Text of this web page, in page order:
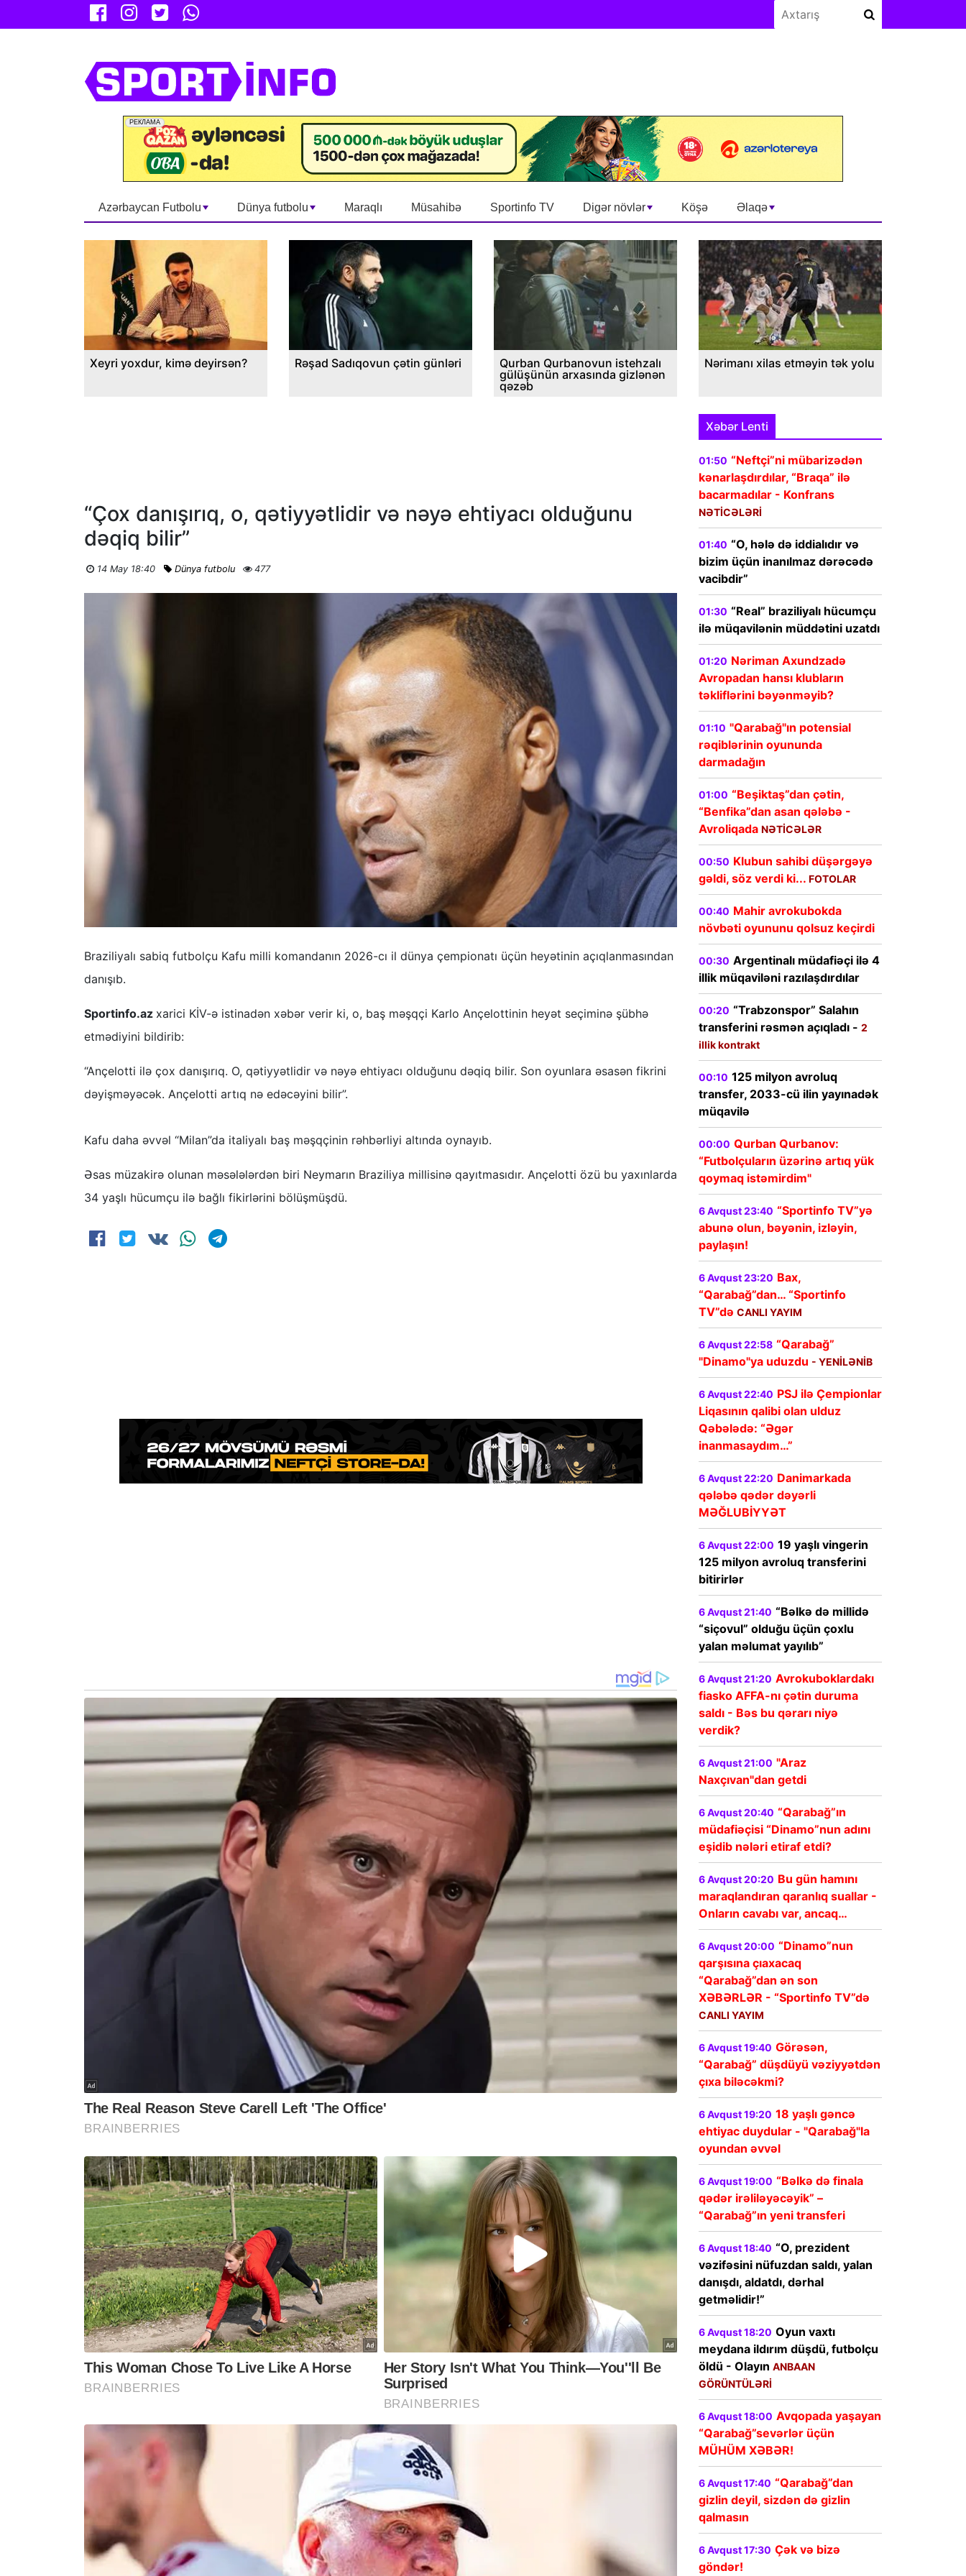
Azərbaycan Futbolu Dünya futbolu Maraqlı Müsahibə Sportinfo TV Digər növlər Köşə Əlaqə
Xeyri yoxdur, kimə deyirsən? Rəşad Sadıqovun çətin günləri
Qurban Qurbanovun istehzalı
gülüşünün arxasında gizlənən
qəzəb
Nərimanı xilas etməyin tək yolu
“Çox danışırıq, o, qətiyyətlidir və nəyə ehtiyacı olduğunu
dəqiq bilir”
14 May 18:40 Dünya futbolu 477
Braziliyalı sabiq futbolçu Kafu milli komandanın 2026-cı il dünya çempionatı üçün heyətinin açıqlanmasından
danışıb.
Sportinfo.az xarici KİV-ə istinadən xəbər verir ki, o, baş məşqçi Karlo Ançelottinin heyət seçiminə şübhə
etmədiyini bildirib:
“Ançelotti ilə çox danışırıq. O, qətiyyətlidir və nəyə ehtiyacı olduğunu dəqiq bilir. Son oyunlara əsasən fikrini
dəyişməyəcək. Ançelotti artıq nə edəcəyini bilir”.
Kafu daha əvvəl “Milan”da italiyalı baş məşqçinin rəhbərliyi altında oynayıb.
Əsas müzakirə olunan məsələlərdən biri Neymarın Braziliya millisinə qayıtmasıdır. Ançelotti özü bu yaxınlarda
34 yaşlı hücumçu ilə bağlı fikirlərini bölüşmüşdü.
Xəbər Lenti
01:50 “Neftçi”ni mübarizədən
kənarlaşdırdılar, “Braqa” ilə
bacarmadılar - Konfrans
NƏTİCƏLƏRİ
01:40 “O, hələ də iddialıdır və
bizim üçün inanılmaz dərəcədə
vacibdir”
01:30 “Real” braziliyalı hücumçu
ilə müqavilənin müddətini uzatdı
01:20 Nəriman Axundzadə
Avropadan hansı klubların
təkliflərini bəyənməyib?
01:10 "Qarabağ"ın potensial
rəqiblərinin oyununda
darmadağın
01:00 “Beşiktaş”dan çətin,
“Benfika”dan asan qələbə -
Avroliqada NƏTİCƏLƏR
00:50 Klubun sahibi düşərgəyə
gəldi, söz verdi ki... FOTOLAR
00:40 Mahir avrokubokda
növbəti oyununu qolsuz keçirdi
00:30 Argentinalı müdafiəçi ilə 4
illik müqaviləni razılaşdırdılar
00:20 “Trabzonspor” Salahın
transferini rəsmən açıqladı - 2
illik kontrakt
00:10 125 milyon avroluq
transfer, 2033-cü ilin yayınadək
müqavilə
00:00 Qurban Qurbanov:
“Futbolçuların üzərinə artıq yük
qoymaq istəmirdim"
6 Avqust 23:40 “Sportinfo TV”yə
abunə olun, bəyənin, izləyin,
paylaşın!
6 Avqust 23:20 Bax,
“Qarabağ”dan… “Sportinfo
TV”də CANLI YAYIM
6 Avqust 22:58 “Qarabağ”
"Dinamo"ya uduzdu - YENİLƏNİB
6 Avqust 22:40 PSJ ilə Çempionlar
Liqasının qalibi olan ulduz
Qəbələdə: “Əgər
inanmasaydım…”
6 Avqust 22:20 Danimarkada
qələbə qədər dəyərli
MƏĞLUBİYYƏT
6 Avqust 22:00 19 yaşlı vingerin
125 milyon avroluq transferini
bitirirlər
6 Avqust 21:40 “Bəlkə də millidə
“siçovul” olduğu üçün çoxlu
yalan məlumat yayılıb”
6 Avqust 21:20 Avrokuboklardakı
fiasko AFFA-nı çətin duruma
saldı - Bəs bu qərarı niyə
verdik?
6 Avqust 21:00 "Araz
Naxçıvan"dan getdi
6 Avqust 20:40 “Qarabağ”ın
müdafiəçisi “Dinamo”nun adını
eşidib nələri etiraf etdi?
6 Avqust 20:20 Bu gün hamını
maraqlandıran qaranlıq suallar -
Onların cavabı var, ancaq…
6 Avqust 20:00 “Dinamo”nun
qarşısına çıaxacaq
“Qarabağ”dan ən son
XƏBƏRLƏR - “Sportinfo TV”də
CANLI YAYIM
6 Avqust 19:40 Görəsən,
“Qarabağ” düşdüyü vəziyyətdən
çıxa biləcəkmi?
6 Avqust 19:20 18 yaşlı gəncə
ehtiyac duydular - "Qarabağ"la
oyundan əvvəl
6 Avqust 19:00 “Bəlkə də finala
qədər irəliləyəcəyik” –
“Qarabağ”ın yeni transferi
6 Avqust 18:40 “O, prezident
vəzifəsini nüfuzdan saldı, yalan
danışdı, aldatdı, dərhal
getməlidir!”
6 Avqust 18:20 Oyun vaxtı
meydana ildırım düşdü, futbolçu
öldü - Olayın ANBAAN
GÖRÜNTÜLƏRİ
6 Avqust 18:00 Avqopada yaşayan
“Qarabağ”sevərlər üçün
MÜHÜM XƏBƏR!
6 Avqust 17:40 “Qarabağ”dan
gizlin deyil, sizdən də gizlin
qalmasın
6 Avqust 17:30 Çək və bizə
göndər!